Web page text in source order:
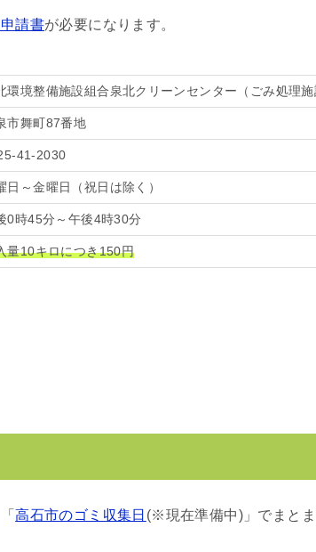
請書が必要になります。
環境整備施設組合泉北クリーンセンター（ごみ処理
市舞町87番地
41-2030
日～金曜日（祝日は除く）
0時45分～午後4時30分
量10キロにつき150円
高石市のゴミ収集日 (※現在準備中)」でまと